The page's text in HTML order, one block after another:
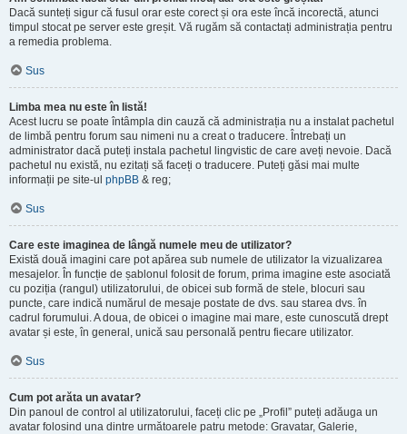
Dacă sunteți sigur că fusul orar este corect și ora este încă incorectă, atunci
timpul stocat pe server este greșit. Vă rugăm să contactați administrația pentru
a remedia problema.
Sus
Limba mea nu este în listă!
Acest lucru se poate întâmpla din cauză că administrația nu a instalat pachetul
de limbă pentru forum sau nimeni nu a creat o traducere. Întrebați un
administrator dacă puteți instala pachetul lingvistic de care aveți nevoie. Dacă
pachetul nu există, nu ezitați să faceți o traducere. Puteți găsi mai multe
informații pe site-ul phpBB & reg;
Sus
Care este imaginea de lângă numele meu de utilizator?
Există două imagini care pot apărea sub numele de utilizator la vizualizarea
mesajelor. În funcție de șablonul folosit de forum, prima imagine este asociată
cu poziția (rangul) utilizatorului, de obicei sub formă de stele, blocuri sau
puncte, care indică numărul de mesaje postate de dvs. sau starea dvs. în
cadrul forumului. A doua, de obicei o imagine mai mare, este cunoscută drept
avatar și este, în general, unică sau personală pentru fiecare utilizator.
Sus
Cum pot arăta un avatar?
Din panoul de control al utilizatorului, faceți clic pe „Profil” puteți adăuga un
avatar folosind una dintre următoarele patru metode: Gravatar, Galerie,